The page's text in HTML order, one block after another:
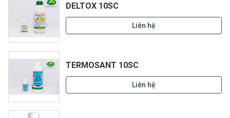
DELTOX 10SC
Liên hệ
TERMOSANT 10SC
Liên hệ